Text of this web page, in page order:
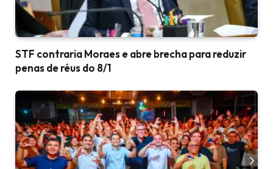
STF contraria Moraes e abre brecha para reduzir
penas de réus do 8/1